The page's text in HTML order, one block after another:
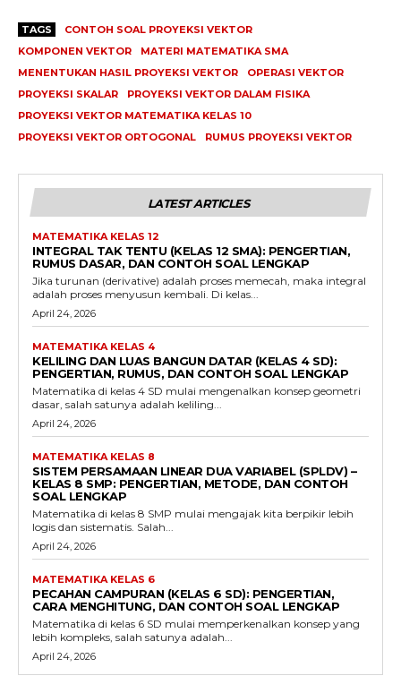
TAGS
CONTOH SOAL PROYEKSI VEKTOR
KOMPONEN VEKTOR
MATERI MATEMATIKA SMA
MENENTUKAN HASIL PROYEKSI VEKTOR
OPERASI VEKTOR
PROYEKSI SKALAR
PROYEKSI VEKTOR DALAM FISIKA
PROYEKSI VEKTOR MATEMATIKA KELAS 10
PROYEKSI VEKTOR ORTOGONAL
RUMUS PROYEKSI VEKTOR
LATEST ARTICLES
MATEMATIKA KELAS 12
INTEGRAL TAK TENTU (KELAS 12 SMA): PENGERTIAN,
RUMUS DASAR, DAN CONTOH SOAL LENGKAP
Jika turunan (derivative) adalah proses memecah, maka integral
adalah proses menyusun kembali. Di kelas...
April 24, 2026
MATEMATIKA KELAS 4
KELILING DAN LUAS BANGUN DATAR (KELAS 4 SD):
PENGERTIAN, RUMUS, DAN CONTOH SOAL LENGKAP
Matematika di kelas 4 SD mulai mengenalkan konsep geometri
dasar, salah satunya adalah keliling...
April 24, 2026
MATEMATIKA KELAS 8
SISTEM PERSAMAAN LINEAR DUA VARIABEL (SPLDV) –
KELAS 8 SMP: PENGERTIAN, METODE, DAN CONTOH
SOAL LENGKAP
Matematika di kelas 8 SMP mulai mengajak kita berpikir lebih
logis dan sistematis. Salah...
April 24, 2026
MATEMATIKA KELAS 6
PECAHAN CAMPURAN (KELAS 6 SD): PENGERTIAN,
CARA MENGHITUNG, DAN CONTOH SOAL LENGKAP
Matematika di kelas 6 SD mulai memperkenalkan konsep yang
lebih kompleks, salah satunya adalah...
April 24, 2026